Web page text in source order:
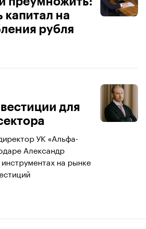
капитал на
рубля
для
УК «Альфа-
Александр
на рынке